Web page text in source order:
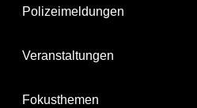
Polizeimeldungen
Veranstaltungen
Fokusthemen